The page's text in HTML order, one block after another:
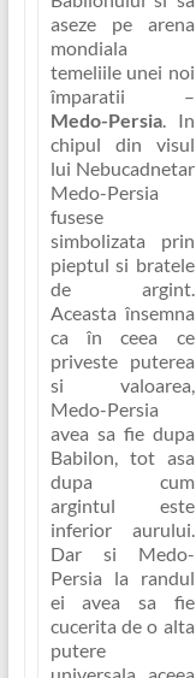
aseze pe arena
mondiala
temeliile unei noi
împaratii –
Medo-Persia. In
chipul din visul
lui Nebucadnetar
Medo-Persia
fusese
simbolizata prin
pieptul si bratele
de argint.
Aceasta însemna
ca în ceea ce
priveste puterea
si valoarea,
Medo-Persia
avea sa fie dupa
Babilon, tot asa
dupa cum
argintul este
inferior aurului.
Dar si Medo-
Persia la randul
ei avea sa fie
cucerita de o alta
putere